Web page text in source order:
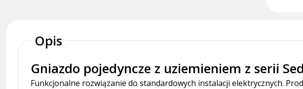
Opis
Gniazdo pojedyncze z uziemieniem z serii
Funkcjonalne rozwiązanie do standardowych instalacji elektrycznych.